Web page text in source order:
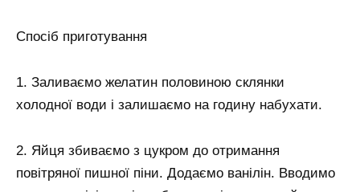
Спосіб приготування
1. Заливаємо желатин половиною склянки
холодної води і залишаємо на годину набухати.
2. Яйця збиваємо з цукром до отримання
повітряної пишної піни. Додаємо ванілін. Вводимо